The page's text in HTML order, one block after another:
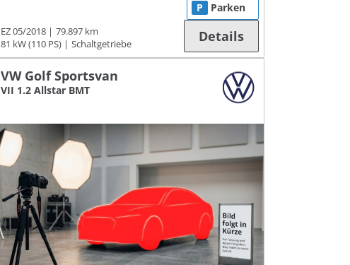
EZ 05/2018
79.897 km
81 kW (110 PS)
Schaltgetriebe
P Parken
Details
VW Golf Sportsvan
VII 1.2 Allstar BMT